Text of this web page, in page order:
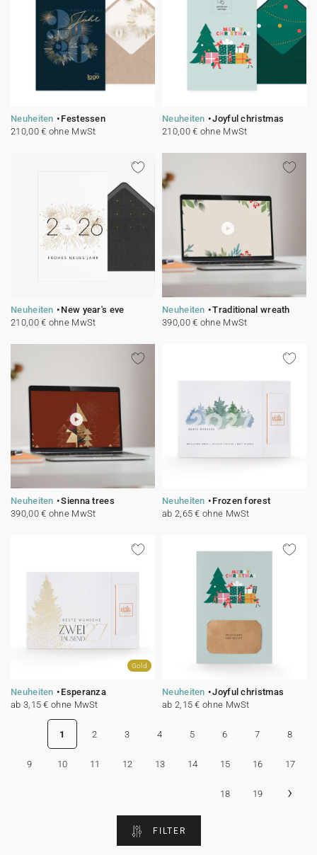
Neuheiten
Festessen
210,00 € ohne MwSt
Neuheiten
Joyful christmas
210,00 € ohne MwSt
Neuheiten
New year's eve
210,00 € ohne MwSt
Neuheiten
Traditional wreath
390,00 € ohne MwSt
Neuheiten
Sienna trees
390,00 € ohne MwSt
Neuheiten
Frozen forest
ab 2,65 € ohne MwSt
Gold
Neuheiten
Esperanza
ab 3,15 € ohne MwSt
Neuheiten
Joyful christmas
ab 2,15 € ohne MwSt
1 2 3 4 5 6 7 8
9 10 11 12 13 14 15 16 17
18 19 ›
FILTER